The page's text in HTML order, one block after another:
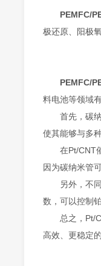
PEMFC/
极还原、阳极
PEMFC/
料电池等领域
首先，碳纳
使其能够与多
在Pt/CNT催
因为碳纳米管
另外，不同
数，可以控制
总之，Pt/
高效、更稳定